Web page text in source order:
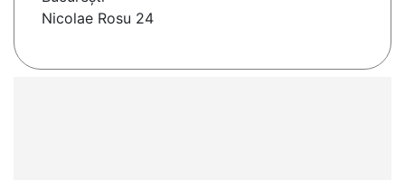
Nicolae Rosu 24